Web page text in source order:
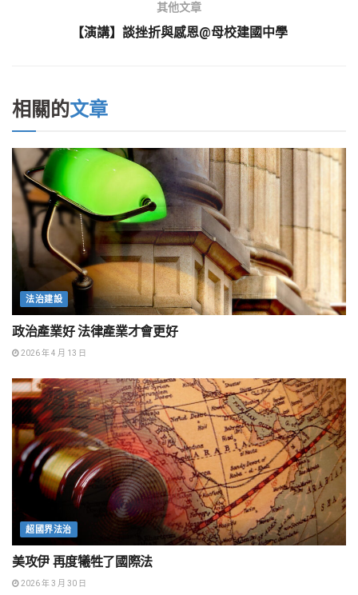
其他文章
【演講】談挫折與感恩@母校建國中學
相關的文章
法治建設
政治產業好 法律產業才會更好
2026 年 4 月 13 日
超國界法治
美攻伊 再度犧牲了國際法
2026 年 3 月 30 日